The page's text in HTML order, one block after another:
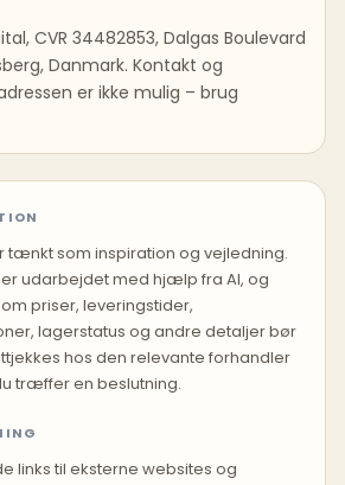
CVR 34482853, Dalgas Boulevard
Danmark. Kontakt og
er ikke mulig – brug
tænkt som inspiration og vejledning.
udarbejdet med hjælp fra AI, og
priser, leveringstider,
lagerstatus og andre detaljer bør
hos den relevante forhandler
træffer en beslutning.
links til eksterne websites og